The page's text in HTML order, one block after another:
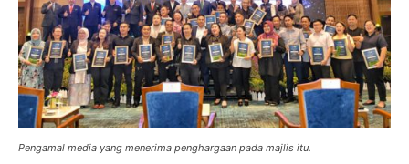
Pengamal media yang menerima penghargaan pada majlis itu.